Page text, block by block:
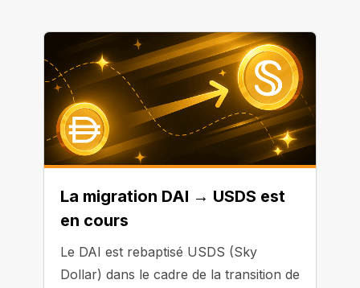
La migration DAI → USDS est
en cours
Le DAI est rebaptisé USDS (Sky
Dollar) dans le cadre de la transition de